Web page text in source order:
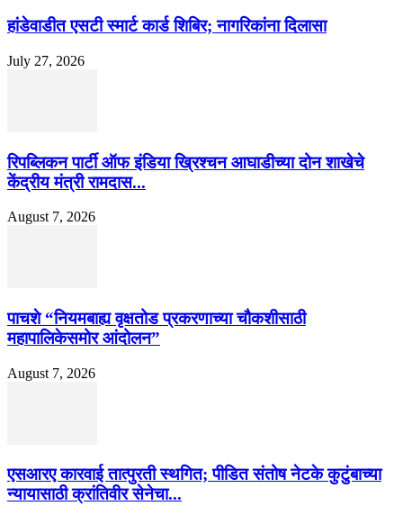
हांडेवाडीत एसटी स्मार्ट कार्ड शिबिर; नागरिकांना दिलासा
July 27, 2026
रिपब्लिकन पार्टी ऑफ इंडिया ख्रिश्चन आघाडीच्या दोन शाखेचे
केंद्रीय मंत्री रामदास...
August 7, 2026
पाचशे “नियमबाह्य वृक्षतोड प्रकरणाच्या चौकशीसाठी
महापालिकेसमोर आंदोलन”
August 7, 2026
एसआरए कारवाई तात्पुरती स्थगित; पीडित संतोष नेटके कुटुंबाच्या
न्यायासाठी क्रांतिवीर सेनेचा...